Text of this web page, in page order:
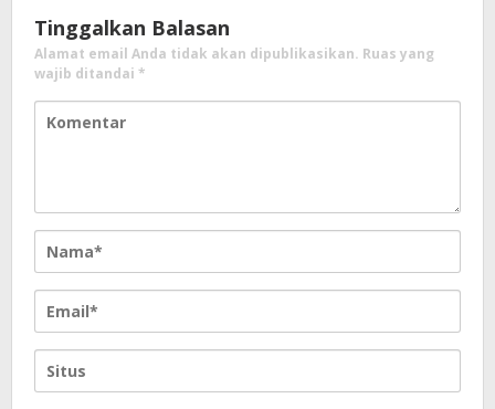
Tinggalkan Balasan
Alamat email Anda tidak akan dipublikasikan. Ruas yang
wajib ditandai *